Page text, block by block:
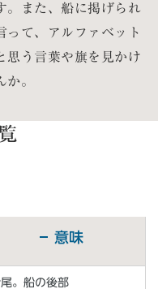
。また、船に掲げられ
って、アルファベット
思う言葉や旗を見かけ
。
意味
。船の後部